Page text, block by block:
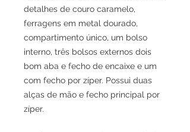
detalhes de couro caramelo,
ferragens em metal dourado,
compartimento único, um bolso
interno, três bolsos externos dois
bom aba e fecho de encaixe e um
com fecho por zíper. Possui duas
alças de mão e fecho principal por
zíper.